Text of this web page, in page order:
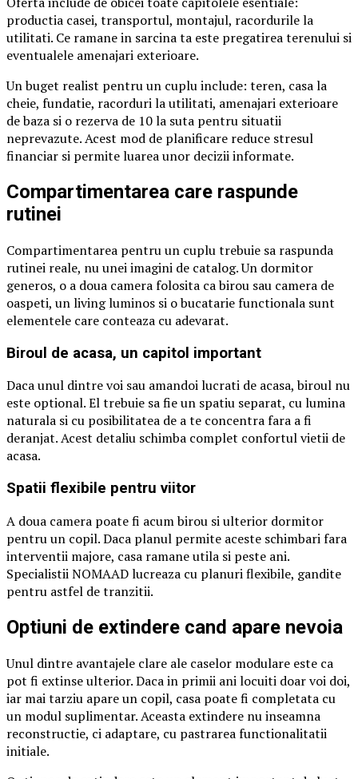
productia casei, transportul, montajul, racordurile la
utilitati. Ce ramane in sarcina ta este pregatirea terenului si
eventualele amenajari exterioare.
Un buget realist pentru un cuplu include: teren, casa la
cheie, fundatie, racorduri la utilitati, amenajari exterioare
de baza si o rezerva de 10 la suta pentru situatii
neprevazute. Acest mod de planificare reduce stresul
financiar si permite luarea unor decizii informate.
Compartimentarea care raspunde
rutinei
Compartimentarea pentru un cuplu trebuie sa raspunda
rutinei reale, nu unei imagini de catalog. Un dormitor
generos, o a doua camera folosita ca birou sau camera de
oaspeti, un living luminos si o bucatarie functionala sunt
elementele care conteaza cu adevarat.
Biroul de acasa, un capitol important
Daca unul dintre voi sau amandoi lucrati de acasa, biroul nu
este optional. El trebuie sa fie un spatiu separat, cu lumina
naturala si cu posibilitatea de a te concentra fara a fi
deranjat. Acest detaliu schimba complet confortul vietii de
acasa.
Spatii flexibile pentru viitor
A doua camera poate fi acum birou si ulterior dormitor
pentru un copil. Daca planul permite aceste schimbari fara
interventii majore, casa ramane utila si peste ani.
Specialistii NOMAAD lucreaza cu planuri flexibile, gandite
pentru astfel de tranzitii.
Optiuni de extindere cand apare nevoia
Unul dintre avantajele clare ale caselor modulare este ca
pot fi extinse ulterior. Daca in primii ani locuiti doar voi doi,
iar mai tarziu apare un copil, casa poate fi completata cu
un modul suplimentar. Aceasta extindere nu inseamna
reconstructie, ci adaptare, cu pastrarea functionalitatii
initiale.